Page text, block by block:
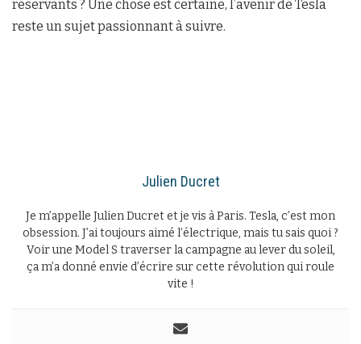
réservants ? Une chose est certaine, l’avenir de Tesla
reste un sujet passionnant à suivre.
Julien Ducret
Je m’appelle Julien Ducret et je vis à Paris. Tesla, c’est mon
obsession. J’ai toujours aimé l’électrique, mais tu sais quoi ?
Voir une Model S traverser la campagne au lever du soleil,
ça m’a donné envie d’écrire sur cette révolution qui roule
vite !